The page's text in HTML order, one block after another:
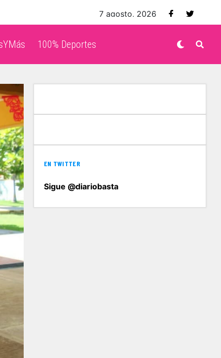
7 agosto, 2026
100% Deportes
EN TWITTER
Sigue @diariobasta